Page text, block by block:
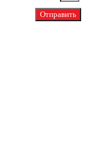
Отправить